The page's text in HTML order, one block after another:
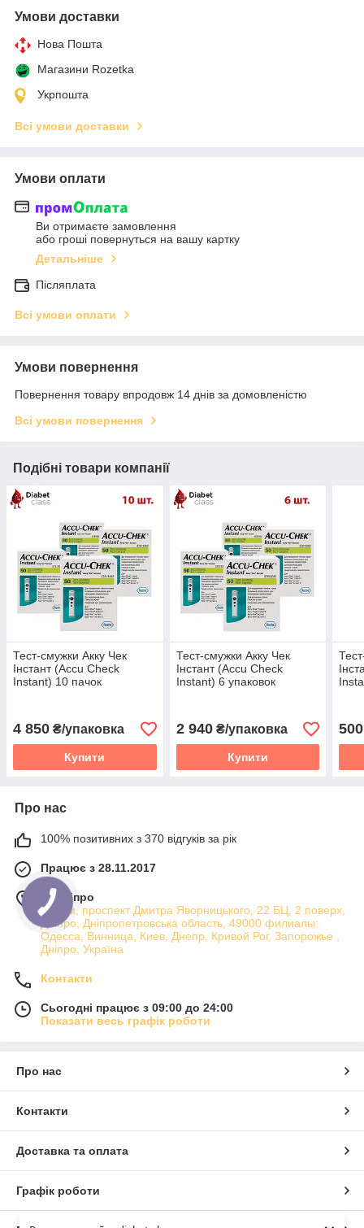
Умови доставки
Нова Пошта
Магазини Rozetka
Укрпошта
Всі умови доставки
Умови оплати
Ви отримаєте замовлення
або гроші повернуться на вашу картку
Детальніше
Післяплата
Всі умови оплати
Умови повернення
Повернення товару впродовж 14 днів за домовленістю
Всі умови повернення
Подібні товари компанії
Тест-смужки Акку Чек
Інстант (Accu Check
Instant) 10 пачок
4 850 ₴/упаковка
Купити
Тест-смужки Акку Чек
Інстант (Accu Check
Instant) 6 упаковок
2 940₴/упаковка
Купити
500
Про нас
100% позитивних з 370 відгуків за рік
Працює з 28.11.2017
м. Дніпро
Атріум, проспект Дмитра Яворницького, 22 БЦ, 2 поверх,
Дніпро, Дніпропетровська область, 49000 филиалы:
Одесса, Винница, Киев, Днепр, Кривой Рог, Запорожье ,
Дніпро, Україна
Контакти
Сьогодні працює з 09:00 до 24:00
Показати весь графік роботи
Про нас
Контакти
Доставка та оплата
Графік роботи